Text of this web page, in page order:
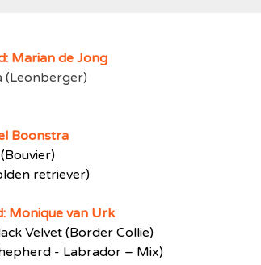
Marian de Jong
(Leonberger)
Boonstra
retriever)
Monique van Urk
Velvet (Border Collie)
- Labrador – Mix)